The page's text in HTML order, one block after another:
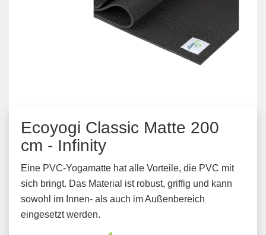
Ecoyogi Classic Matte 200
cm - Infinity
Eine PVC-Yogamatte hat alle Vorteile, die PVC mit
sich bringt. Das Material ist robust, griffig und kann
sowohl im Innen- als auch im Außenbereich
eingesetzt werden.